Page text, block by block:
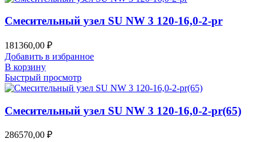
Смесительный узел SU NW 3 120-16,0-2-pr
181360,00 ₽
Добавить в избранное
В корзину
Быстрый просмотр
Смесительный узел SU NW 3 120-16,0-2-pr(65)
286570,00 ₽